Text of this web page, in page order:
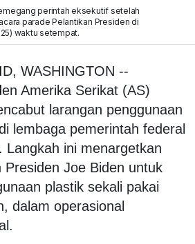
perintah eksekutif setelah
parade Pelantikan Presiden di
waktu setempat.
WASHINGTON --
Amerika Serikat (AS)
larangan penggunaan
lembaga pemerintah federal
Langkah ini menargetkan
Presiden Joe Biden untuk
plastik sekali pakai
dalam operasional